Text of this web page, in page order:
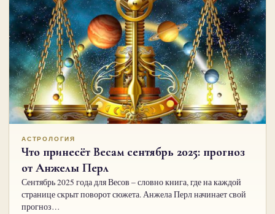
АСТРОЛОГИЯ
Что принесёт Весам сентябрь 2025: прогноз
от Анжелы Перл
Сентябрь 2025 года для Весов – словно книга, где на каждой
странице скрыт поворот сюжета. Анжела Перл начинает свой
прогноз…